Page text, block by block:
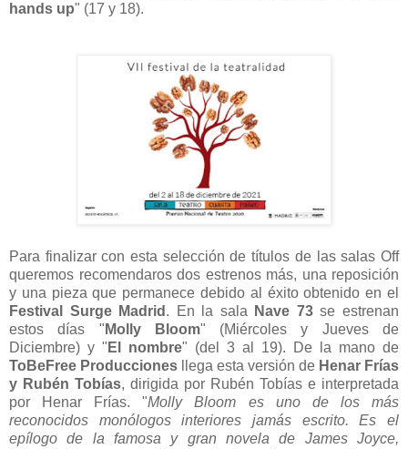
hands up" (17 y 18).
Para finalizar con esta selección de títulos de las salas Off
queremos recomendaros dos estrenos más, una reposición
y una pieza que permanece debido al éxito obtenido en el
Festival Surge Madrid . En la sala Nave 73se estrenan
estos días " Molly Bloom" (Miércoles y Jueves de
Diciembre) y " El nombre" (del 3 al 19). De la mano de
ToBeFree Producciones llega esta versión de Henar Frías
y Rubén Tobías, dirigida por Rubén Tobías e interpretada
por Henar Frías. "Molly Bloom es uno de los más
reconocidos monólogos interiores jamás escrito. Es el
epílogo de la famosa y gran novela de James Joyce,